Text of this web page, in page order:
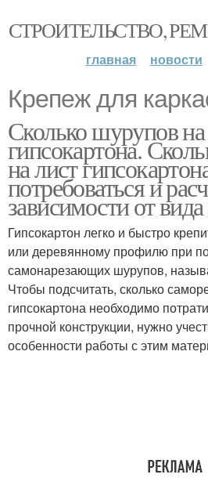
СТРОИТЕЛЬСТВО,
главная новости
Крепеж для
Сколько шурупов
гипсокартона.
на лист
потребоваться и
зависимости от
Гипсокартон легко и быстро
или деревянному профилю при
самонарезающих шурупов,
Чтобы подсчитать, сколько
гипсокартона необходимо
прочной конструкции, нужно
особенности работы с этим